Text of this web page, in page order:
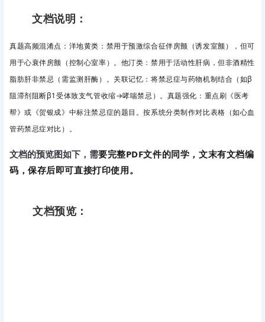
文档说明：
真题高频混淆点：洋地黄类 ：禁用于预激综合征伴房颤（诱发室颤），但可
用于心衰伴房颤（控制心室率）。他汀类 ：禁用于活动性肝病，但非酒精性
脂肪肝非禁忌（需监测肝酶）。关联记忆 ：将禁忌症与药物机制结合（如β
阻滞剂阻断β1受体致支气管收缩→哮喘禁忌）。真题强化 ：重点刷《医考
帮》或《贺银成》中标注禁忌症的题目。按系统分类制作对比表格（如心血
管药禁忌症对比）。
文档的预览图如下，需要完整PDF文件的同学，文末有文档编
码，保存后即可直接打印使用。
文档预览：